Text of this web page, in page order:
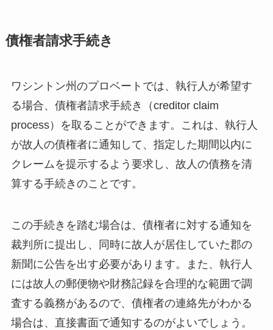
債権者請求手続き
ワシントン州のプロベートでは、執行人が希望す
る場合、債権者請求手続き（creditor claim
process）を取ることができます。これは、執行人
が故人の債権者に通知して、指定した期間以内に
クレームを提示するよう要求し、故人の債務を清
算する手続きのことです。
この手続きを踏む場合は、債権者に対する通知を
裁判所に提出し、同時に故人が居住していた郡の
新聞に公告を出す必要があります。また、執行人
には故人の郵便物や財務記録を合理的な範囲で調
査する義務があるので、債権者の連絡先がわかる
場合は、直接書面で通知するのがよいでしょう。